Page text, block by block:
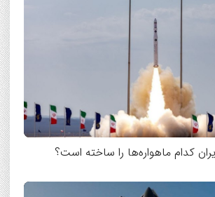
کدام ماهواره‌ها را ساخته است؟